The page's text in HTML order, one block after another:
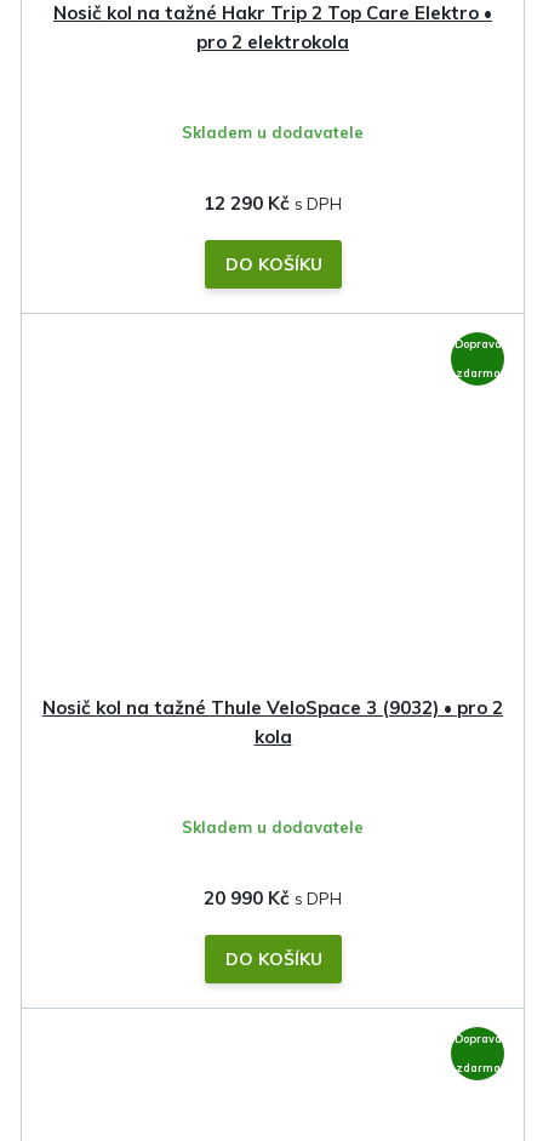
Nosič kol na tažné Hakr Trip 2 Top Care Elektro •
pro 2 elektrokola
Skladem u dodavatele
12 290 Kč
DO KOŠÍKU
Doprava
zdarma
Nosič kol na tažné Thule VeloSpace 3 (9032) • pro 2
kola
Skladem u dodavatele
20 990 Kč
DO KOŠÍKU
Doprava
zdarma